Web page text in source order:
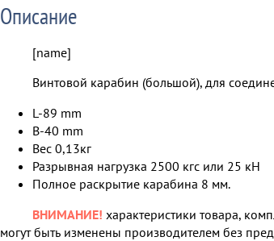
Описание
[name]
Винтовой карабин (большой), для
L-89 mm
B-40 mm
Вес 0,13кг
Разрывная нагрузка 2500 кгс или 25 кН
Полное раскрытие карабина 8 мм.
ВНИМАНИЕ! характеристики товара,
могут быть изменены производителем без